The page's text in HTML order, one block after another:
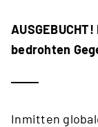
bedrohten
Inmitten